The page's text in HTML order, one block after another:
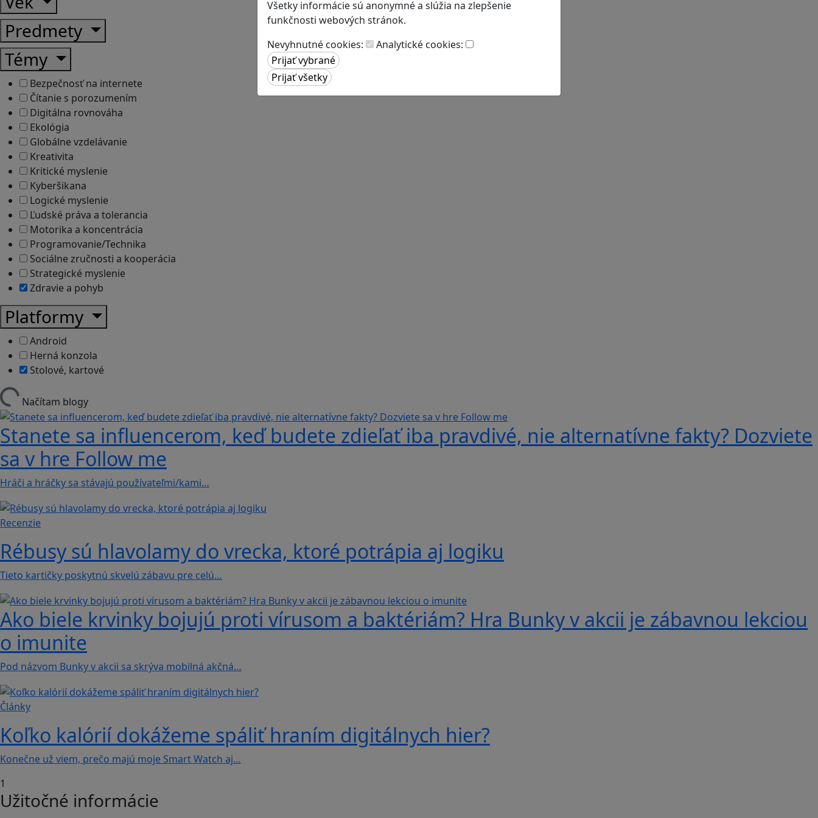
Všetky informácie sú anonymné a slúžia na zlepšenie
funkčnosti webových stránok.
Nevyhnutné cookies:
Analytické cookies:
Predmety
Témy
Bezpečnosť na internete
Čítanie s porozumením
Digitálna rovnováha
Ekológia
Globálne vzdelávanie
Kreativita
Kritické myslenie
Kyberšikana
Logické myslenie
Ľudské práva a tolerancia
Motorika a koncentrácia
Programovanie/Technika
Sociálne zručnosti a kooperácia
Strategické myslenie
Zdravie a pohyb
Platformy
Android
Herná konzola
Stolové, kartové
Načítam blogy
Stanete sa influencerom, keď budete zdieľať iba pravdivé, nie alternatívne fakty? Dozviete
sa v hre Follow me
Hráči a hráčky sa stávajú používateľmi/kami…
Recenzie
Rébusy sú hlavolamy do vrecka, ktoré potrápia aj logiku
Tieto kartičky poskytnú skvelú zábavu pre celú…
Ako biele krvinky bojujú proti vírusom a baktériám? Hra Bunky v akcii je zábavnou lekciou
o imunite
Pod názvom Bunky v akcii sa skrýva mobilná akčná…
Články
Koľko kalórií dokážeme spáliť hraním digitálnych hier?
Konečne už viem, prečo majú moje Smart Watch aj…
1
Užitočné informácie